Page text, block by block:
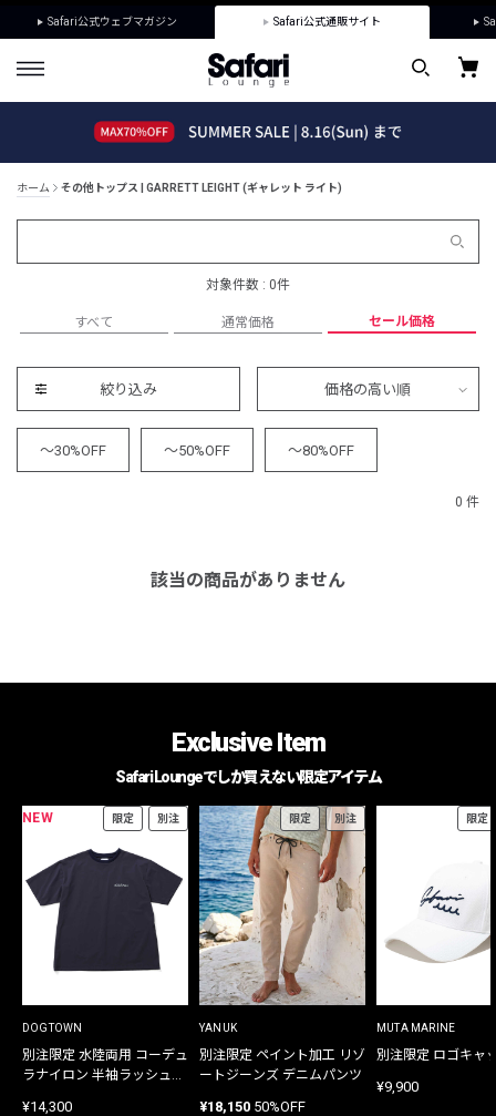
Safari公式ウェブマガジン Safari公式通販サイト
ホーム その他トップス | GARRETT LEIGHT (ギャレット ライト)
対象件数 : 0件
すべて 通常価格 セール価格
絞り込み 価格の高い順
～30%OFF ～50%OFF ～80%OFF
0 件
該当の商品がありません
Exclusive Item
Safari Loungeでしか買えない限定アイテム
NEW 限定 別注
DOGTOWN
別注限定 水陸両用 コーデュ
ラナイロン 半袖ラッシュガ
¥14,300
限定 別注
YANUK
別注限定 ペイント加工 リゾ
ートジーンズ デニムパンツ
¥18,150 50%OFF
限定
MUTA MARINE
別注限定 ロゴキャ
¥9,900